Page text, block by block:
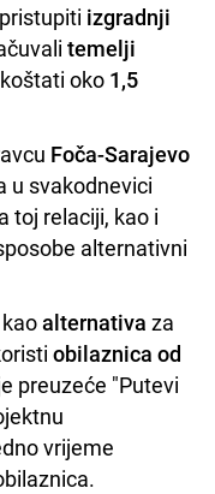
izgradnji
temelji
oko 1,5
Foča-Sarajevo
u svakodnevici
toj relaciji, kao i
alternativni
alternativa za
obilaznica od
preuzeće "Putevi
vrijeme